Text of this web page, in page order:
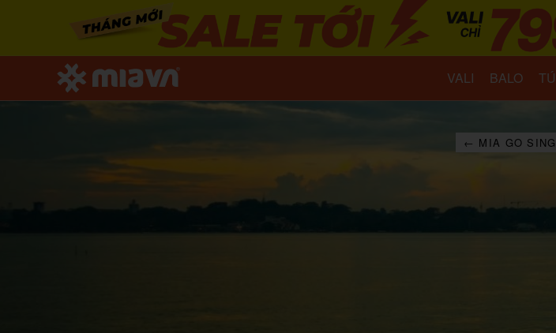
VALI BALO
← MIA GO